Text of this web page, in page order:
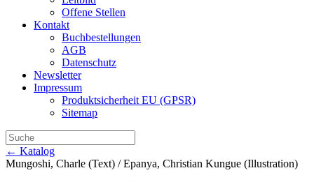
Offene Stellen
Kontakt
Buchbestellungen
AGB
Datenschutz
Newsletter
Impressum
Produktsicherheit EU (GPSR)
Sitemap
← Katalog
Mungoshi, Charle (Text) / Epanya, Christian Kungue (Illustration)